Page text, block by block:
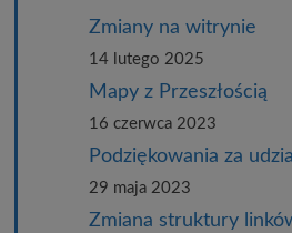
Zmiany na witrynie
14 lutego 2025
Mapy z Przeszłością
16 czerwca 2023
Podziękowania za
29 maja 2023
Zmiana struktury